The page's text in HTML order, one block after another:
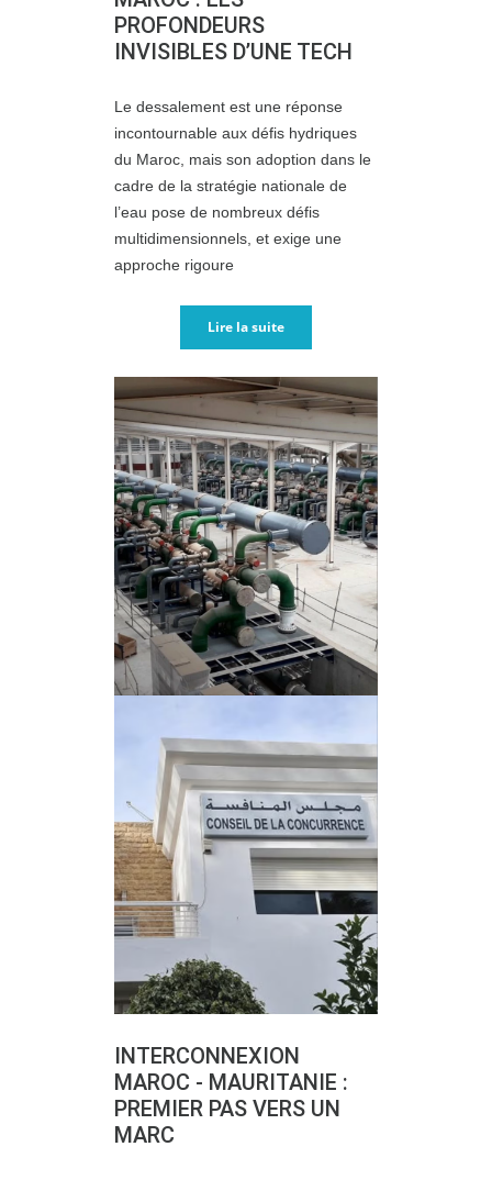
PROFONDEURS
INVISIBLES D’UNE TECH
Le dessalement est une réponse
incontournable aux défis hydriques
du Maroc, mais son adoption dans le
cadre de la stratégie nationale de
l’eau pose de nombreux défis
multidimensionnels, et exige une
approche rigoure
Lire la suite
INTERCONNEXION
MAROC - MAURITANIE :
PREMIER PAS VERS UN
MARC